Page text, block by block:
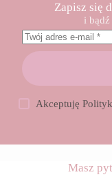
Zapisz się
i
Akceptuję
Masz